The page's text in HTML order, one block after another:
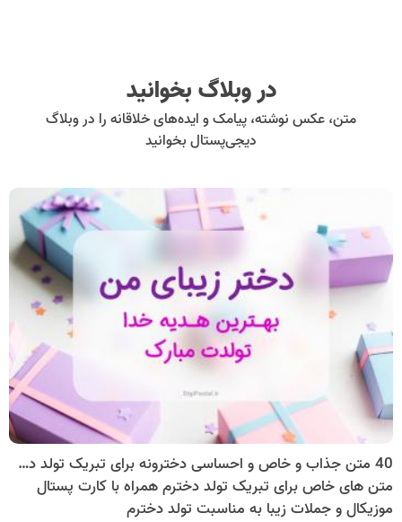
در وبلاگ بخوانید
متن، عکس نوشته، پیامک و ایده‌های خلاقانه را در وبلاگ
دیجی‌پستال بخوانید
40 متن جذاب و خاص و احساسی دخترونه برای تبریک تولد دخترم
متن های خاص برای تبریک تولد دخترم همراه با کارت پستال
موزیکال و جملات زیبا به مناسبت تولد دخترم